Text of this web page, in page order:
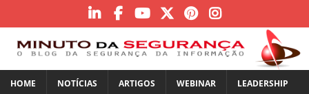
HOME NOTÍCIAS ARTIGOS WEBINAR LEADERSHIP